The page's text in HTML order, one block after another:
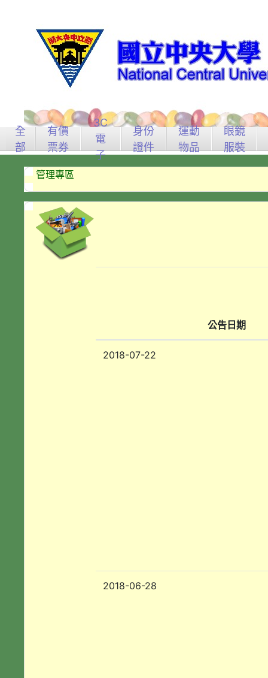
全
部
有價
票券
3C
電
子
身份
證件
運動
物品
眼鏡
服裝
管理專區
公告日期
2018-07-22
2018-06-28